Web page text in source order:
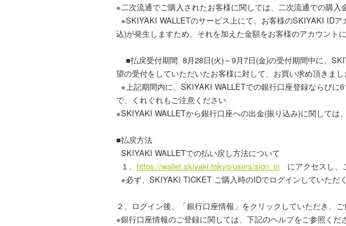
※二次流通でご購入されたお客様に関しては、二次流通での購入
※SKIYAKI WALLETのサービス上にて、お客様のSKIYAKI ID
込)が発生しますため、それを加えた金額をお客様のアカウント
■払戻受付期間 8月28日(火)～9月7日(金)の受付期間中に、
望の受付をしていただいたお客様に対して、お買い求め頂きま
※上記期間内に、SKIYAKI WALLETでの銀行口座登録ならび
で、くれぐれもご注意ください
※SKIYAKI WALLETから銀行口座への出金(振り込み)に関して
■払戻方法
SKIYAKI WALLETでの払い戻し方法について
１、 https://wallet.skiyaki.tokyo/users/sign_in にアクセスし、
※必ず、SKIYAKI TICKET ご購入時のIDでログインしていた
２、ログイン後、「銀行口座情報」をクリックしていただき、
※銀行口座情報のご登録に関しては、下記のヘルプをご参照くだ